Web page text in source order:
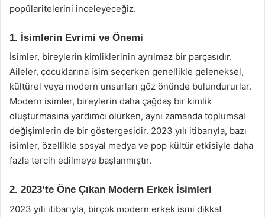
popülaritelerini inceleyeceğiz.
1. İsimlerin Evrimi ve Önemi
İsimler, bireylerin kimliklerinin ayrılmaz bir parçasıdır.
Aileler, çocuklarına isim seçerken genellikle geleneksel,
kültürel veya modern unsurları göz önünde bulundururlar.
Modern isimler, bireylerin daha çağdaş bir kimlik
oluşturmasına yardımcı olurken, aynı zamanda toplumsal
değişimlerin de bir göstergesidir. 2023 yılı itibarıyla, bazı
isimler, özellikle sosyal medya ve pop kültür etkisiyle daha
fazla tercih edilmeye başlanmıştır.
2. 2023’te Öne Çıkan Modern Erkek İsimleri
2023 yılı itibarıyla, birçok modern erkek ismi dikkat